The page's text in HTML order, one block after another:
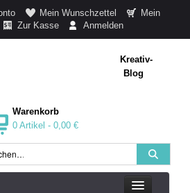
Mein Wunschzettel
Mein
Zur Kasse Anmelden
Kreativ-
Blog
Warenkorb
0 Artikel - 0,00 €